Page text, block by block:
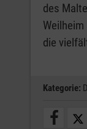
des
die
Kategorie: